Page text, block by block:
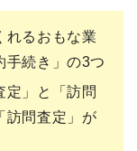
れるおもな業
手続き」の3つ
定」と「訪問
訪問査定」が